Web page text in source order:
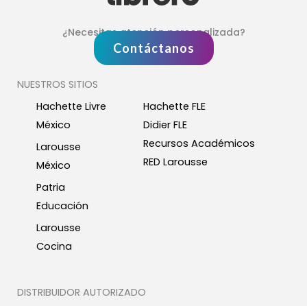
¿Necesitas atención personalizada?
Contáctanos
NUESTROS SITIOS
Hachette Livre
México
Larousse
México
Patria
Educación
Larousse
Cocina
Hachette FLE
Didier FLE
Recursos Académicos
RED Larousse
DISTRIBUIDOR AUTORIZADO